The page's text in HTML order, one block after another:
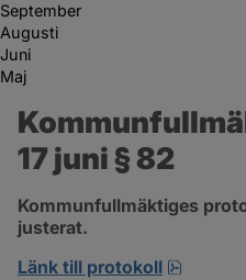
September
Augusti
Juni
Maj
17 juni § 82
Kommunfullmäktiges
justerat.
Länk till protokoll